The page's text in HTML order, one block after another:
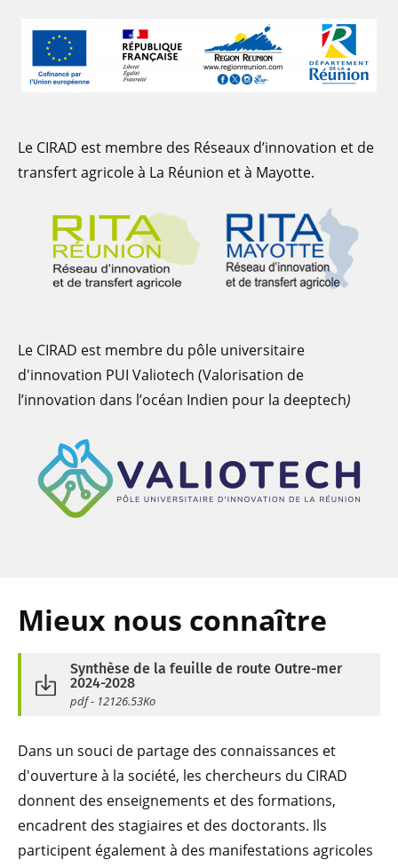
Le CIRAD est membre des Réseaux d’innovation et de
transfert agricole à La Réunion et à Mayotte.
Le CIRAD est membre du pôle universitaire
d'innovation PUI Valiotech (Valorisation de
l’innovation dans l’océan Indien pour la deeptech)
Mieux nous connaître
Synthèse de la feuille de route Outre-mer
2024-2028
pdf - 12126.53Ko
Dans un souci de partage des connaissances et
d'ouverture à la société, les chercheurs du CIRAD
donnent des enseignements et des formations,
encadrent des stagiaires et des doctorants. Ils
participent également à des manifestations agricoles